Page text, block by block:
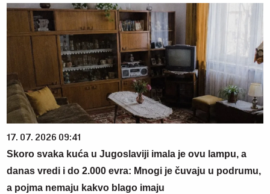
17. 07. 2026 09:41
Skoro svaka kuća u Jugoslaviji imala je ovu lampu, a
danas vredi i do 2.000 evra: Mnogi je čuvaju u podrumu,
a pojma nemaju kakvo blago imaju